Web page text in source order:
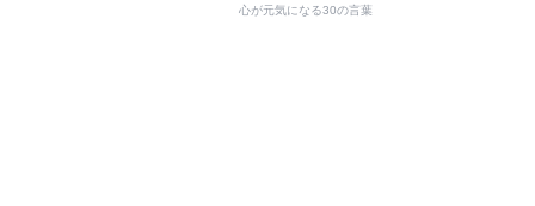
心が元気になる30の言葉